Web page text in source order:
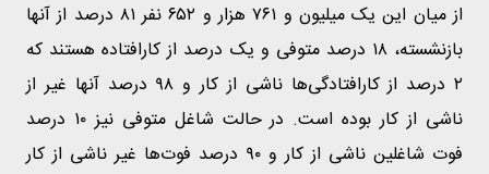
از میان این یک میلیون و ۷۶۱ هزار و ۶۵۲ نفر ۸۱ درصد از آنها
بازنشسته، ۱۸ درصد متوفی و یک درصد از کارافتاده هستند که
۲ درصد از کارافتادگی‌ها ناشی از کار و ۹۸ درصد آنها غیر از
ناشی از کار بوده است. در حالت شاغل متوفی نیز ۱۰ درصد
فوت شاغلین ناشی از کار و ۹۰ درصد فوت‌ها غیر ناشی از کار